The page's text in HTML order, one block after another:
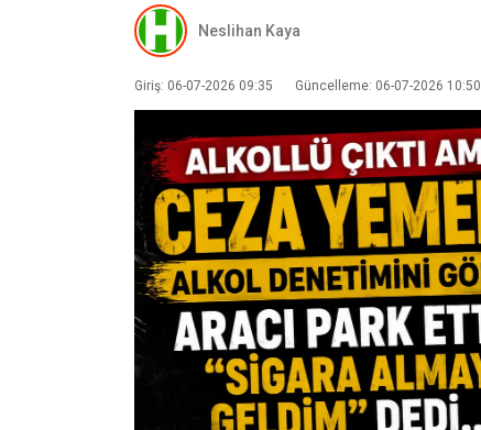
Neslihan Kaya
Giriş: 06-07-2026 09:35 Güncelleme: 06-07-2026 10:50